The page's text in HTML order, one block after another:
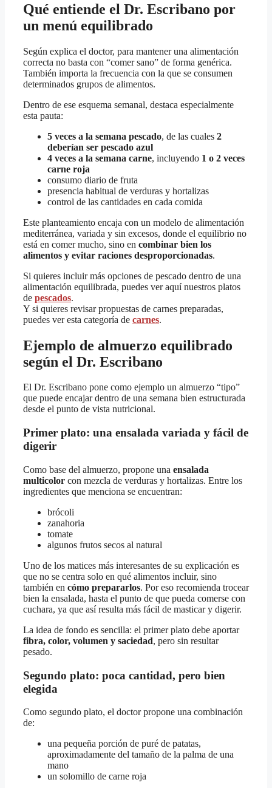
Qué entiende el Dr. Escribano por
un menú equilibrado
Según explica el doctor, para mantener una alimentación
correcta no basta con “comer sano” de forma genérica.
También importa la frecuencia con la que se consumen
determinados grupos de alimentos.
Dentro de ese esquema semanal, destaca especialmente
esta pauta:
5 veces a la semana pescado, de las cuales 2
deberían ser pescado azul
4 veces a la semana carne, incluyendo 1 o 2 veces
carne roja
consumo diario de fruta
presencia habitual de verduras y hortalizas
control de las cantidades en cada comida
Este planteamiento encaja con un modelo de alimentación
mediterránea, variada y sin excesos, donde el equilibrio no
está en comer mucho, sino en combinar bien los
alimentos y evitar raciones desproporcionadas.
Si quieres incluir más opciones de pescado dentro de una
alimentación equilibrada, puedes ver aquí nuestros platos
de pescados.
Y si quieres revisar propuestas de carnes preparadas,
puedes ver esta categoría de carnes.
Ejemplo de almuerzo equilibrado
según el Dr. Escribano
El Dr. Escribano pone como ejemplo un almuerzo “tipo”
que puede encajar dentro de una semana bien estructurada
desde el punto de vista nutricional.
Primer plato: una ensalada variada y fácil de
digerir
Como base del almuerzo, propone una ensalada
multicolor con mezcla de verduras y hortalizas. Entre los
ingredientes que menciona se encuentran:
brócoli
zanahoria
tomate
algunos frutos secos al natural
Uno de los matices más interesantes de su explicación es
que no se centra solo en qué alimentos incluir, sino
también en cómo prepararlos. Por eso recomienda trocear
bien la ensalada, hasta el punto de que pueda comerse con
cuchara, ya que así resulta más fácil de masticar y digerir.
La idea de fondo es sencilla: el primer plato debe aportar
fibra, color, volumen y saciedad, pero sin resultar
pesado.
Segundo plato: poca cantidad, pero bien
elegida
Como segundo plato, el doctor propone una combinación
de:
una pequeña porción de puré de patatas,
aproximadamente del tamaño de la palma de una
mano
un solomillo de carne roja